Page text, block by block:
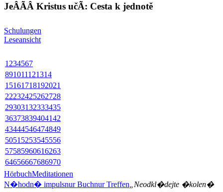
JeÂÃ­Â Kristus učÃ­: Cesta k jednotě
Schulungen
Leseansicht
1 234567
891011121314
15161718192021
22232425262728
29303132333435
36373839404142
43444546474849
5051 5253545556
57585960616263
64656667686970
HörbuchMeditationen
N�hodn� impulsnur Buchnur Treffen „Neodkl�dejte �kolen�